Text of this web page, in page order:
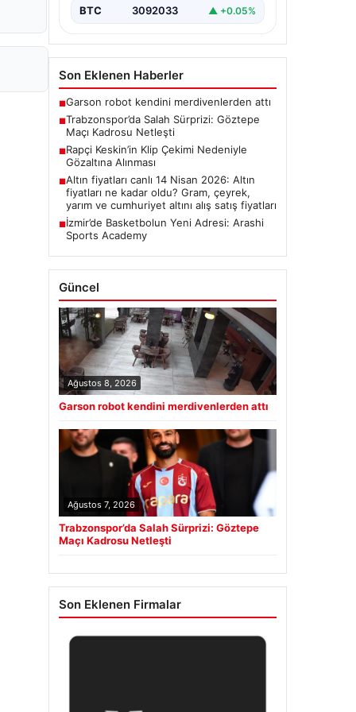
BTC 3092033 ▲ +0.05%
Son Eklenen Haberler
■Garson robot kendini merdivenlerden attı
■Trabzonspor’da Salah Sürprizi: Göztepe
Maçı Kadrosu Netleşti
■Rapçi Keskin’in Klip Çekimi Nedeniyle
Gözaltına Alınması
■Altın fiyatları canlı 14 Nisan 2026: Altın
fiyatları ne kadar oldu? Gram, çeyrek,
yarım ve cumhuriyet altını alış satış fiyatları
■İzmir’de Basketbolun Yeni Adresi: Arashi
Sports Academy
Güncel
Ağustos 8, 2026
Garson robot kendini merdivenlerden attı
Ağustos 7, 2026
Trabzonspor’da Salah Sürprizi: Göztepe
Maçı Kadrosu Netleşti
Son Eklenen Firmalar